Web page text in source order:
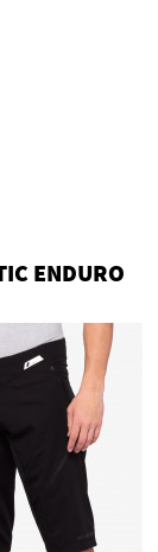
ENDURO